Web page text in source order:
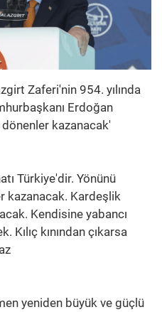
Zaferi'nin 954. yılında
Erdoğan
kazanacak'
Türkiye'dir. Yönünü
kazanacak. Kardeşlik
Kendisine yabancı
kınından çıkarsa
yeniden büyük ve güçlü